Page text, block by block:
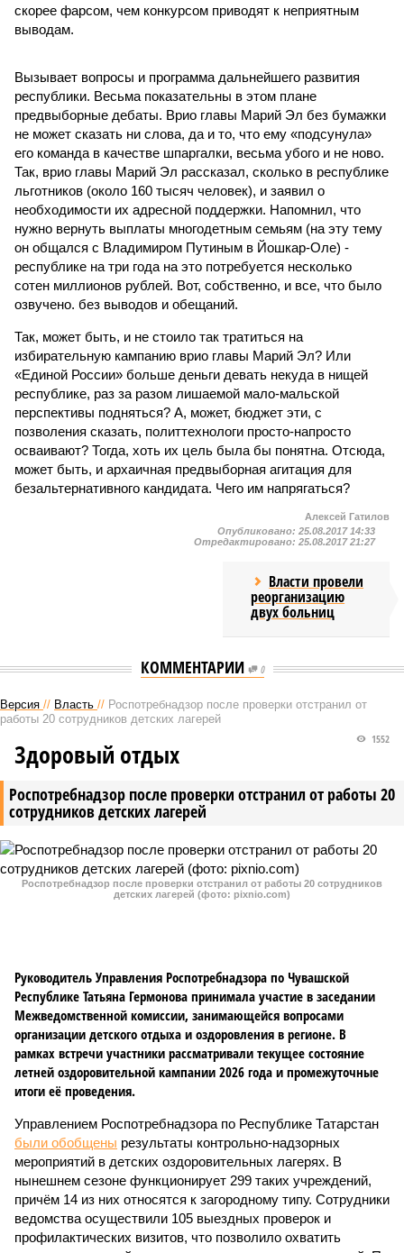
скорее фарсом, чем конкурсом приводят к неприятным
выводам.
Вызывает вопросы и программа дальнейшего развития
республики. Весьма показательны в этом плане
предвыборные дебаты. Врио главы Марий Эл без бумажки
не может сказать ни слова, да и то, что ему «подсунула»
его команда в качестве шпаргалки, весьма убого и не ново.
Так, врио главы Марий Эл рассказал, сколько в республике
льготников (около 160 тысяч человек), и заявил о
необходимости их адресной поддержки. Напомнил, что
нужно вернуть выплаты многодетным семьям (на эту тему
он общался с Владимиром Путиным в Йошкар-Оле) -
республике на три года на это потребуется несколько
сотен миллионов рублей. Вот, собственно, и все, что было
озвучено. без выводов и обещаний.
Так, может быть, и не стоило так тратиться на
избирательную кампанию врио главы Марий Эл? Или
«Единой России» больше деньги девать некуда в нищей
республике, раз за разом лишаемой мало-мальской
перспективы подняться? А, может, бюджет эти, с
позволения сказать, политтехнологи просто-напросто
осваивают? Тогда, хоть их цель была бы понятна. Отсюда,
может быть, и архаичная предвыборная агитация для
безальтернативного кандидата. Чего им напрягаться?
Алексей Гатилов
Опубликовано: 25.08.2017 14:33
Отредактировано: 25.08.2017 21:27
Власти провели
реорганизацию
двух больниц
КОММЕНТАРИИ 0
Версия // Власть // Роспотребнадзор после проверки отстранил от
работы 20 сотрудников детских лагерей
Роспотребнадзор после проверки отстранил от работы 20
сотрудников детских лагерей
1552
Здоровый отдых
Роспотребнадзор после проверки отстранил от работы 20 сотрудников
детских лагерей (фото: pixnio.com)
Руководитель Управления Роспотребнадзора по Чувашской
Республике Татьяна Гермонова принимала участие в заседании
Межведомственной комиссии, занимающейся вопросами
организации детского отдыха и оздоровления в регионе. В
рамках встречи участники рассматривали текущее состояние
летней оздоровительной кампании 2026 года и промежуточные
итоги её проведения.
Управлением Роспотребнадзора по Республике Татарстан
были обобщены результаты контрольно-надзорных
мероприятий в детских оздоровительных лагерях. В
нынешнем сезоне функционирует 299 таких учреждений,
причём 14 из них относятся к загородному типу. Сотрудники
ведомства осуществили 105 выездных проверок и
профилактических визитов, что позволило охватить